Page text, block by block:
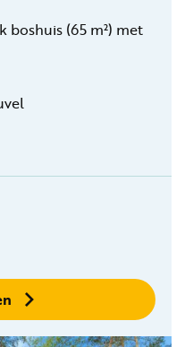
boshuis (65 m²) met
annuleren
boekingskosten